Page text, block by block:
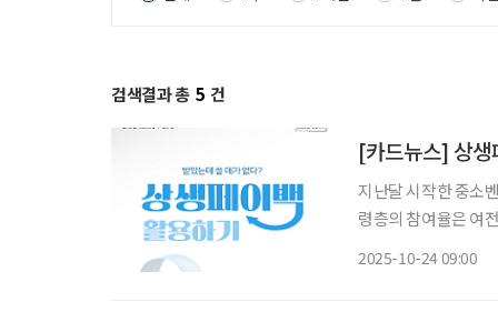
검색결과 총 5 건
[카드뉴스] 상
지난달 시작한 중소
령층의 참여율은 여
2025-10-24 09:00